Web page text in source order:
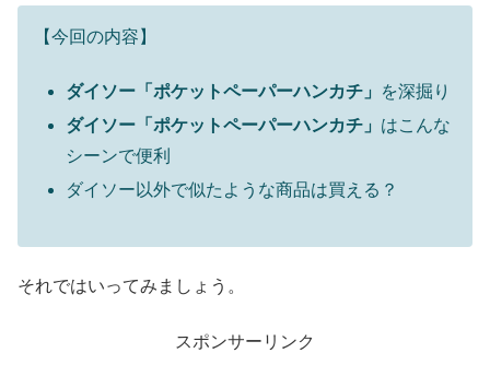
【今回の内容】
ダイソー「ポケットペーパーハンカチ」
を深掘り
ダイソー「ポケットペーパーハンカチ」 はこんな
シーンで便利
ダイソー以外で似たような商品は買える？
それではいってみましょう。
スポンサーリンク